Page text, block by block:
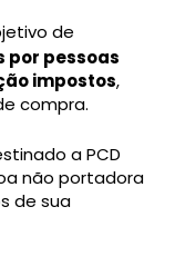
de
por pessoas
impostos,
compra.
a PCD
não portadora
de sua